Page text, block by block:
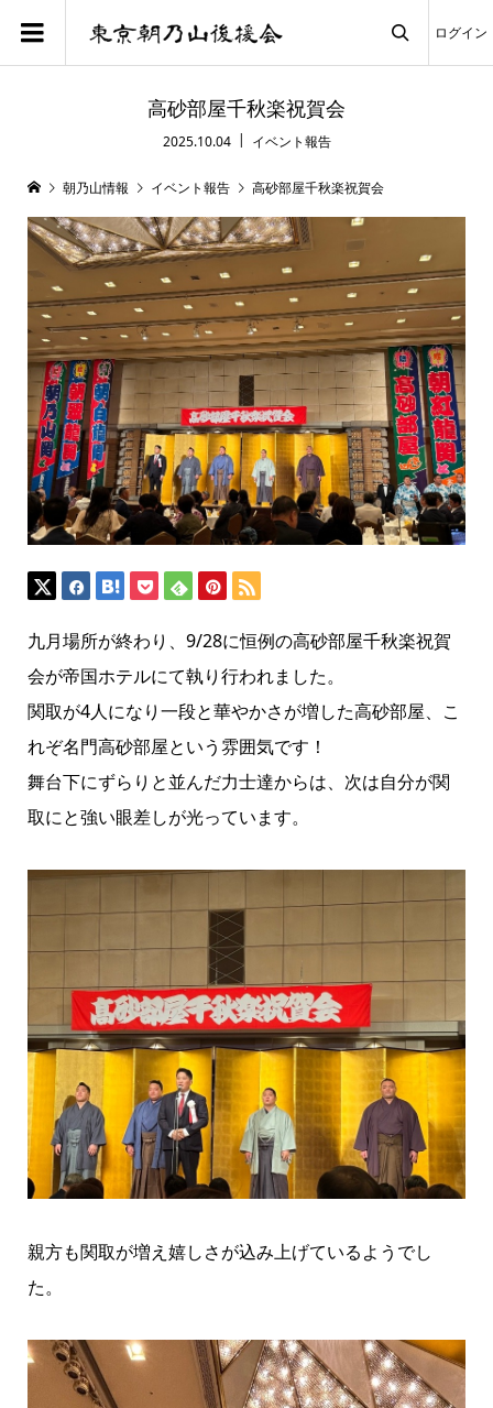
ログイン
高砂部屋千秋楽祝賀会
2025.10.04 イベント報告
朝乃山情報 イベント報告 高砂部屋千秋楽祝賀会
九月場所が終わり、9/28に恒例の高砂部屋千秋楽祝賀
会が帝国ホテルにて執り行われました。
関取が4人になり一段と華やかさが増した高砂部屋、こ
れぞ名門高砂部屋という雰囲気です！
舞台下にずらりと並んだ力士達からは、次は自分が関
取にと強い眼差しが光っています。
親方も関取が増え嬉しさが込み上げているようでし
た。